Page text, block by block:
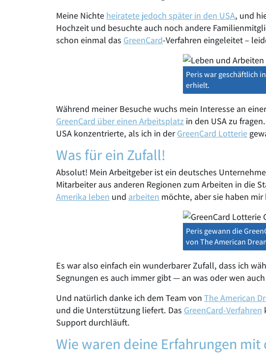
Meine Nichte heiratete jedoch später in den USA, und
Hochzeit und besuchte auch noch andere
schon einmal das GreenCard-Verfahren eingeleitet –
Peris war geschäftlich
erhielt.
Während meiner Besuche wuchs mein Interesse an
GreenCard über einen Arbeitsplatz in den USA zu
USA konzentrierte, als ich in derGreenCard Lotterie
Was für ein Zufall!
Absolut! Mein Arbeitgeber ist ein deutsches
Mitarbeiter aus anderen Regionen zum Arbeiten in die
Amerika leben und arbeiten möchte, aber sie haben
Peris gewann die
von The American
Es war also einfach ein wunderbarer Zufall, dass ich
Segnungen es auch immer gibt — an was oder wen
Und natürlich danke ich dem Team von The American
und die Unterstützung liefert. Das GreenCard-Verfahren
Support durchläuft.
Wie waren deine Erfahrungen